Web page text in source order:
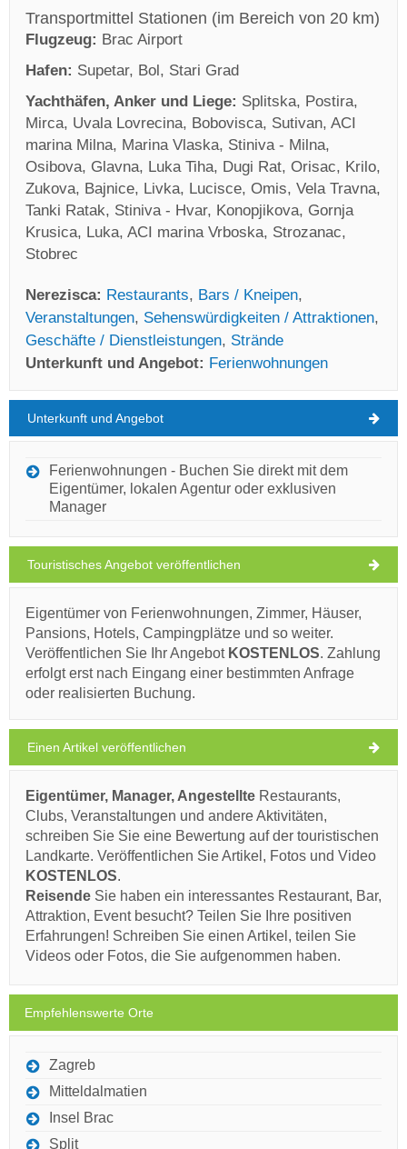
Transportmittel Stationen (im Bereich von 20 km)
Flugzeug: Brac Airport
Hafen: Supetar, Bol, Stari Grad
Yachthäfen, Anker und Liege: Splitska, Postira,
Mirca, Uvala Lovrecina, Bobovisca, Sutivan, ACI
marina Milna, Marina Vlaska, Stiniva - Milna,
Osibova, Glavna, Luka Tiha, Dugi Rat, Orisac, Krilo,
Zukova, Bajnice, Livka, Lucisce, Omis, Vela Travna,
Tanki Ratak, Stiniva - Hvar, Konopjikova, Gornja
Krusica, Luka, ACI marina Vrboska, Strozanac,
Stobrec
Nerezisca: Restaurants, Bars / Kneipen,
Veranstaltungen, Sehenswürdigkeiten / Attraktionen,
Geschäfte / Dienstleistungen, Strände
Unterkunft und Angebot: Ferienwohnungen
Nerezisca Wetter
SONNTAG
,
31°C
klarer Himmel
32°C klarer Himmel
Dienstag,
11.08.26 32°C klarer Himmel
Mittwoch,
12.08.26 34°C
Donnerstag,
13.08.26 34°C klarer Himmel
14.08.26 33°C klarer Himmel
Touristische Karte
Ivan Nane (Holiday-Link.Com)
AUF DER KARTE ANZEIGEN
MEHR LESEN / KOMMENTIEREN
Veli Zagradac (Strand) Nerezisca
Ivan Nane (Holiday-Link.Com)
Muss besuchen(/) Besuchen(/) Auslassen(/)
AUF DER KARTE ANZEIGEN
MEHR LESEN / KOMMENTIEREN
Unterkunft und Angebot
Ferienwohnungen - Buchen Sie direkt mit dem
Eigentümer, lokalen Agentur oder exklusiven
Manager
Touristisches Angebot veröffentlichen
Eigentümer von Ferienwohnungen, Zimmer, Häuser,
Pansions, Hotels, Campingplätze und so weiter.
Veröffentlichen Sie Ihr Angebot KOSTENLOS. Zahlung
erfolgt erst nach Eingang einer bestimmten Anfrage
oder realisierten Buchung.
Einen Artikel veröffentlichen
Eigentümer, Manager, Angestellte Restaurants,
Clubs, Veranstaltungen und andere Aktivitäten,
schreiben Sie Sie eine Bewertung auf der touristischen
Landkarte. Veröffentlichen Sie Artikel, Fotos und Video
KOSTENLOS.
Reisende Sie haben ein interessantes Restaurant, Bar,
Attraktion, Event besucht? Teilen Sie Ihre positiven
Erfahrungen! Schreiben Sie einen Artikel, teilen Sie
Videos oder Fotos, die Sie aufgenommen haben.
Empfehlenswerte Orte
Zagreb
Mitteldalmatien
Insel Brac
Split